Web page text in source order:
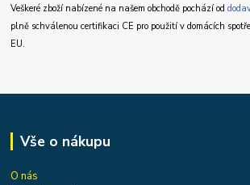
Veškeré zboží nabízené na našem obchodě pochází od
plně schválenou certifikaci CE pro použití v domácích
EU.
Vše o nákupu
O nás